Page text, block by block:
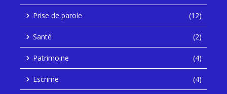
Prise de parole (12)
Santé (2)
Patrimoine (4)
Escrime (4)